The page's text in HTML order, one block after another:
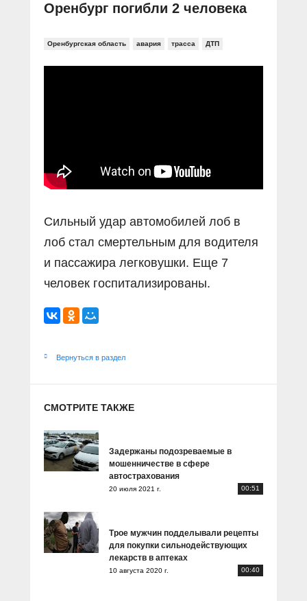
Оренбург погибли 2 человека
Оренбургская область авария трасса ДТП
Сильный удар автомобилей лоб в
лоб стал смертельным для водителя
и пассажира легковушки. Еще 7
человек госпитализированы.
Вернуться в раздел
СМОТРИТЕ ТАКЖЕ
Задержаны подозреваемые в
мошенничестве в сфере
автострахования
20 июля 2021 г. 00:51
Трое мужчин подделывали рецепты
для покупки сильнодействующих
лекарств в аптеках
10 августа 2020 г. 00:40